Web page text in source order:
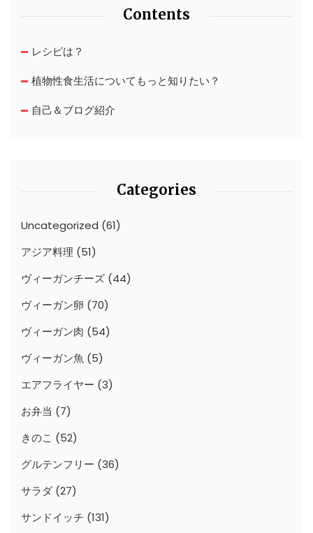
Contents
レシピは？
植物性食生活についてもっと知りたい？
自己＆ブログ紹介
Categories
Uncategorized (61)
アジア料理 (51)
ヴィーガンチーズ (44)
ヴィーガン卵 (70)
ヴィーガン肉 (54)
ヴィーガン魚 (5)
エアフライヤー (3)
お弁当 (7)
きのこ (52)
グルテンフリー (36)
サラダ (27)
サンドイッチ (131)